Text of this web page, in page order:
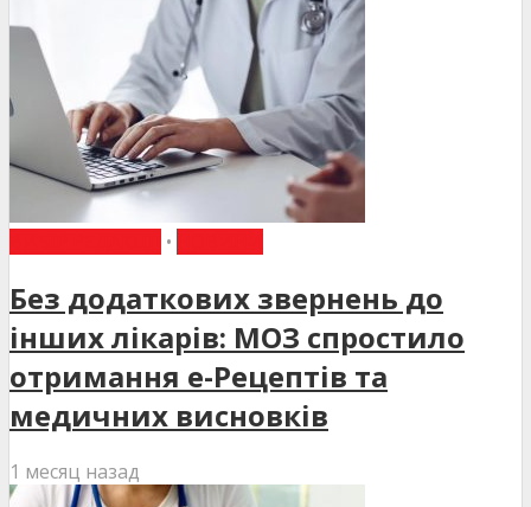
•
Без додаткових звернень до
інших лікарів: МОЗ спростило
отримання е-Рецептів та
медичних висновків
1 месяц назад